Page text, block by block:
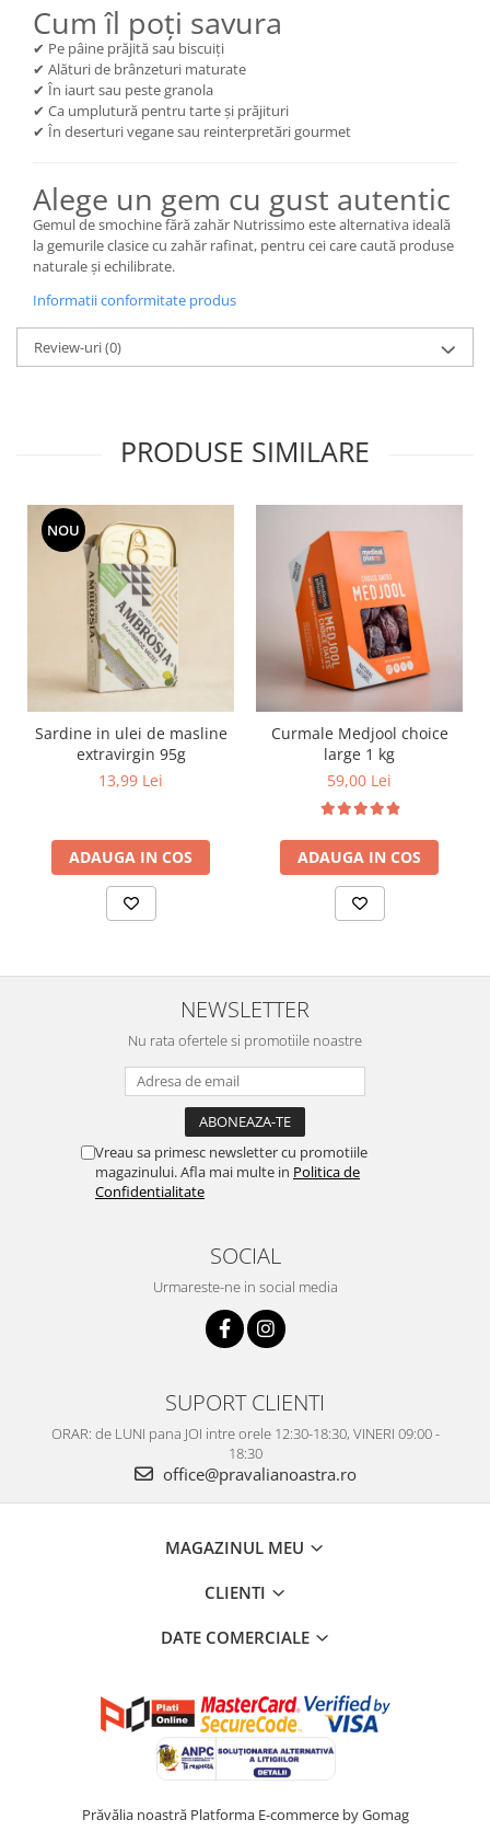
Cum îl poți savura
✔ Pe pâine prăjită sau biscuiți
✔ Alături de brânzeturi maturate
✔ În iaurt sau peste granola
✔ Ca umplutură pentru tarte și prăjituri
✔ În deserturi vegane sau reinterpretări gourmet
Alege un gem cu gust autentic
Gemul de smochine fără zahăr Nutrissimo este alternativa ideală
la gemurile clasice cu zahăr rafinat, pentru cei care caută produse
naturale și echilibrate.
Informatii conformitate produs
Review-uri(0)
PRODUSE SIMILARE
NOU
Sardine in ulei de masline
extravirgin 95g
13,99 Lei
ADAUGA IN COS
Curmale Medjool choice
large 1 kg
59,00 Lei
ADAUGA IN COS
NEWSLETTER
Nu rata ofertele si promotiile noastre
Vreau sa primesc newsletter cu promotiile
magazinului. Afla mai multe in Politica de
Confidentialitate
SOCIAL
Urmareste-ne in social media
SUPORT CLIENTI
ORAR: de LUNI pana JOI intre orele 12:30-18:30, VINERI 09:00 -
18:30
office@pravalianoastra.ro
MAGAZINUL MEU
CLIENTI
DATE COMERCIALE
Prăvălia noastră Platforma E-commerce by Gomag